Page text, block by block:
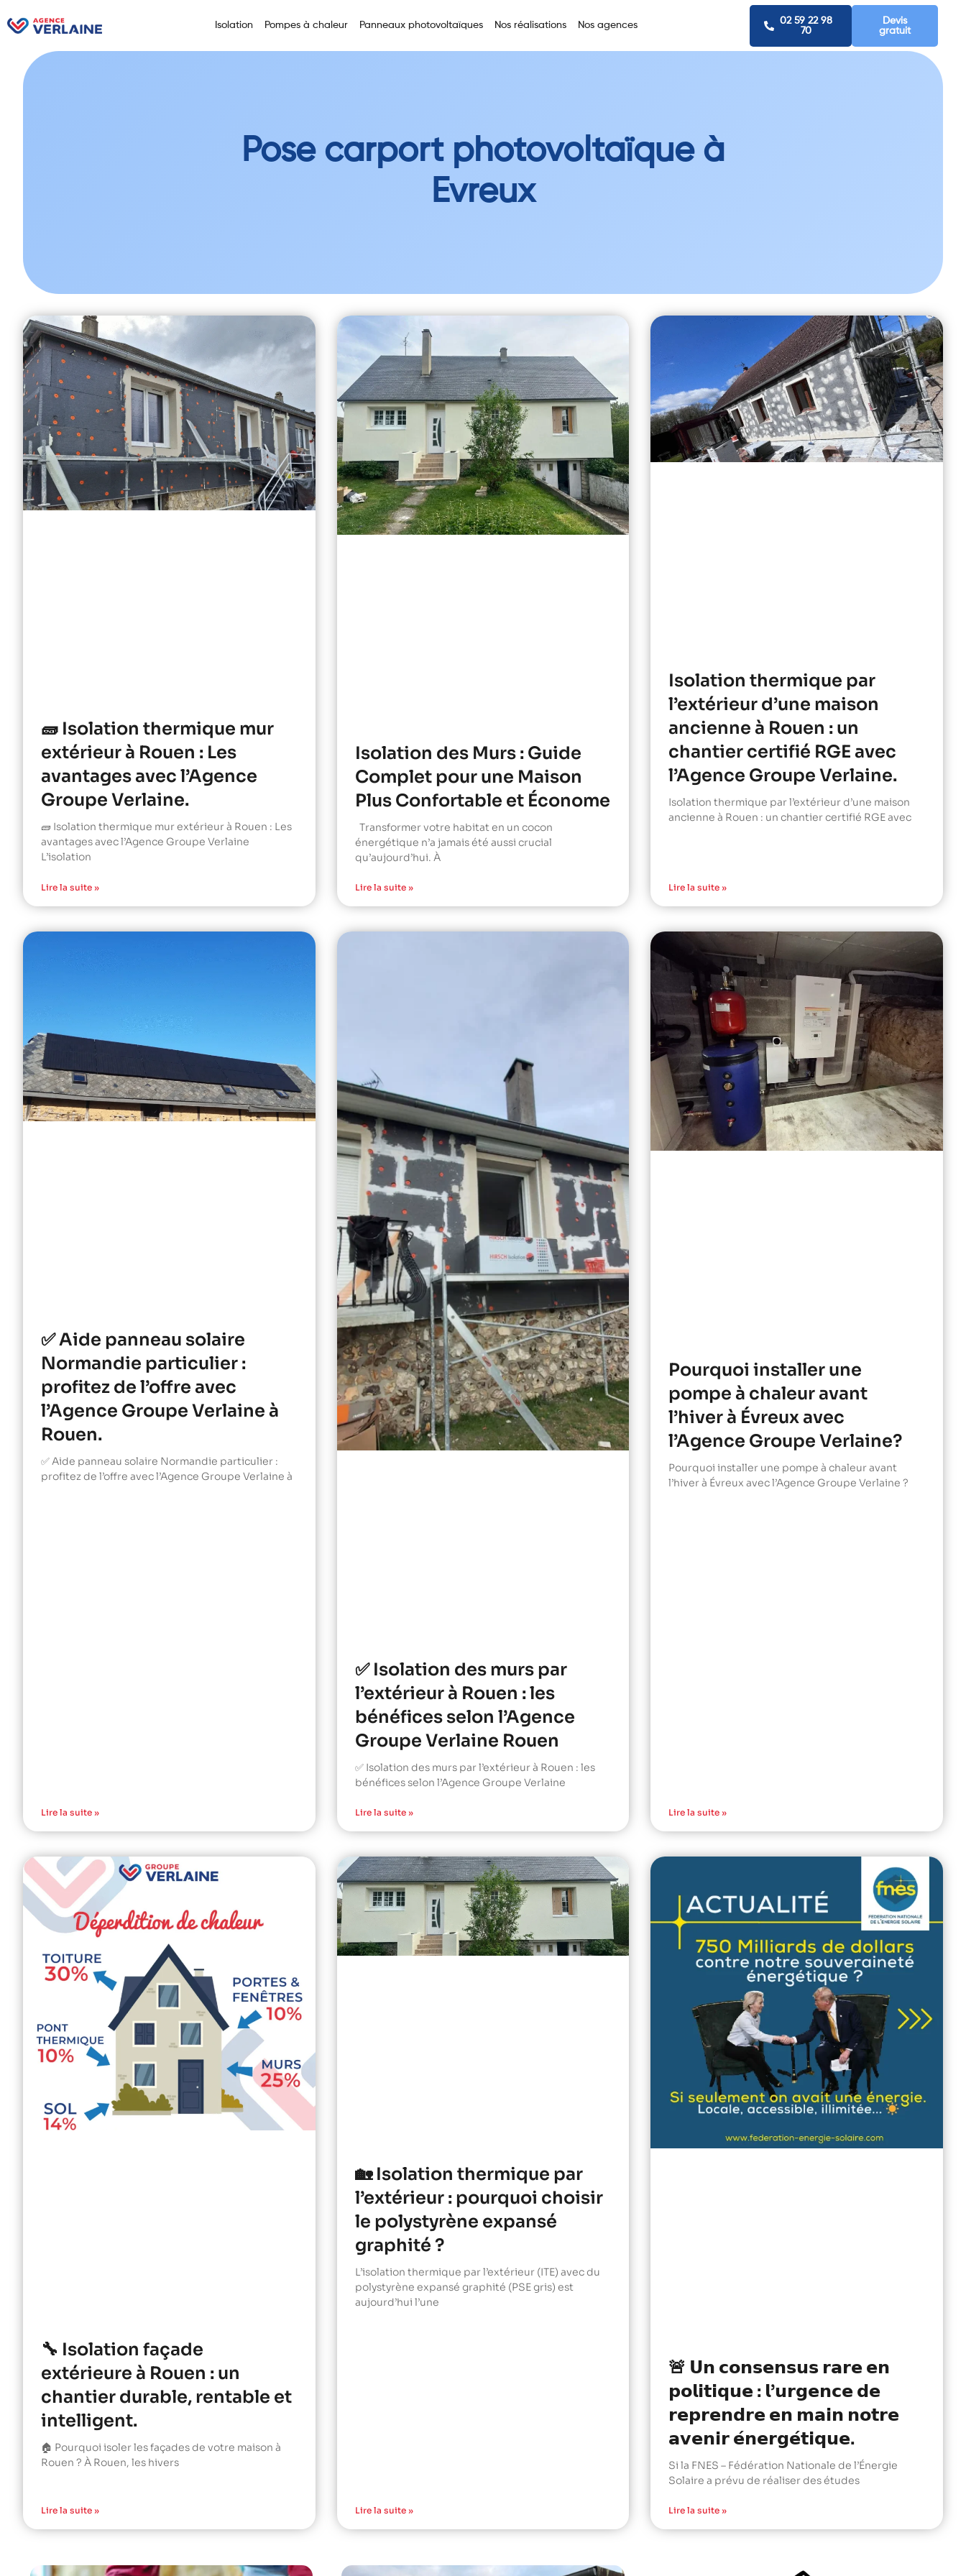
Isolation Pompes à chaleur Panneaux photovoltaïques Nos réalisations Nos agences
02 59 22 98
70
Devis
gratuit
Pose carport photovoltaïque à
Evreux
🧱 Isolation thermique mur
extérieur à Rouen : Les
avantages avec l’Agence
Groupe Verlaine.
🧱 Isolation thermique mur extérieur à Rouen : Les
avantages avec l’Agence Groupe Verlaine
L’isolation
Lire la suite »
Isolation des Murs : Guide
Complet pour une Maison
Plus Confortable et Économe
Transformer votre habitat en un cocon
énergétique n’a jamais été aussi crucial
qu’aujourd’hui. À
Lire la suite »
Isolation thermique par
l’extérieur d’une maison
ancienne à Rouen : un
chantier certifié RGE avec
l’Agence Groupe Verlaine.
Isolation thermique par l’extérieur d’une maison
ancienne à Rouen : un chantier certifié RGE avec
Lire la suite »
✅ Aide panneau solaire
Normandie particulier :
profitez de l’offre avec
l’Agence Groupe Verlaine à
Rouen.
✅ Aide panneau solaire Normandie particulier :
profitez de l’offre avec l’Agence Groupe Verlaine à
Lire la suite »
✅ Isolation des murs par
l’extérieur à Rouen : les
bénéfices selon l’Agence
Groupe Verlaine Rouen
✅ Isolation des murs par l’extérieur à Rouen : les
bénéfices selon l’Agence Groupe Verlaine
Lire la suite »
Pourquoi installer une
pompe à chaleur avant
l’hiver à Évreux avec
l’Agence Groupe Verlaine?
Pourquoi installer une pompe à chaleur avant
l’hiver à Évreux avec l’Agence Groupe Verlaine ?
Lire la suite »
🔧 Isolation façade
extérieure à Rouen : un
chantier durable, rentable et
intelligent.
🏠 Pourquoi isoler les façades de votre maison à
Rouen ? À Rouen, les hivers
Lire la suite »
🏡 Isolation thermique par
l’extérieur : pourquoi choisir
le polystyrène expansé
graphité ?
L’isolation thermique par l’extérieur (ITE) avec du
polystyrène expansé graphité (PSE gris) est
aujourd’hui l’une
Lire la suite »
🚨 𝗨𝗻 𝗰𝗼𝗻𝘀𝗲𝗻𝘀𝘂𝘀 𝗿𝗮𝗿𝗲 𝗲𝗻
𝗽𝗼𝗹𝗶𝘁𝗶𝗾𝘂𝗲 : 𝗹’𝘂𝗿𝗴𝗲𝗻𝗰𝗲 𝗱𝗲
𝗿𝗲𝗽𝗿𝗲𝗻𝗱𝗿𝗲 𝗲𝗻 𝗺𝗮𝗶𝗻 𝗻𝗼𝘁𝗿𝗲
𝗮𝘃𝗲𝗻𝗶𝗿 𝗲́𝗻𝗲𝗿𝗴𝗲́𝘁𝗶𝗾𝘂𝗲.
Si la FNES – Fédération Nationale de l’Énergie
Solaire a prévu de réaliser des études
Lire la suite »